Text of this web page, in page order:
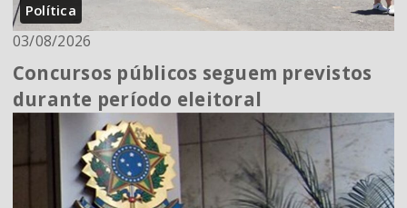
Política
03/08/2026
Concursos públicos seguem previstos
durante período eleitoral